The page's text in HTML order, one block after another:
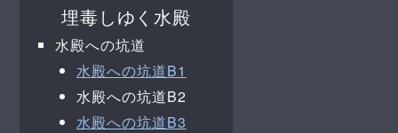
埋毒しゆく水殿
水殿への坑道
水殿への坑道B1
水殿への坑道B2
水殿への坑道B3